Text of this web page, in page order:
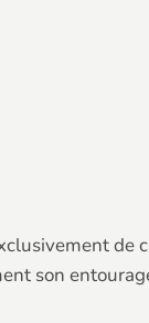
de
son